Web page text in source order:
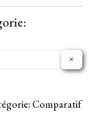
Comparatif